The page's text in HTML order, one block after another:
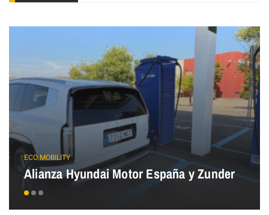
ECO MOBILITY
Alianza Hyundai Motor España y Zunder